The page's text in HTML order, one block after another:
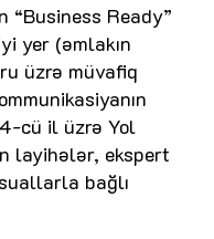
“Business Ready”
yer (əmlakın
üzrə müvafiq
cü il üzrə Yol
layihələr, ekspert
bağlı